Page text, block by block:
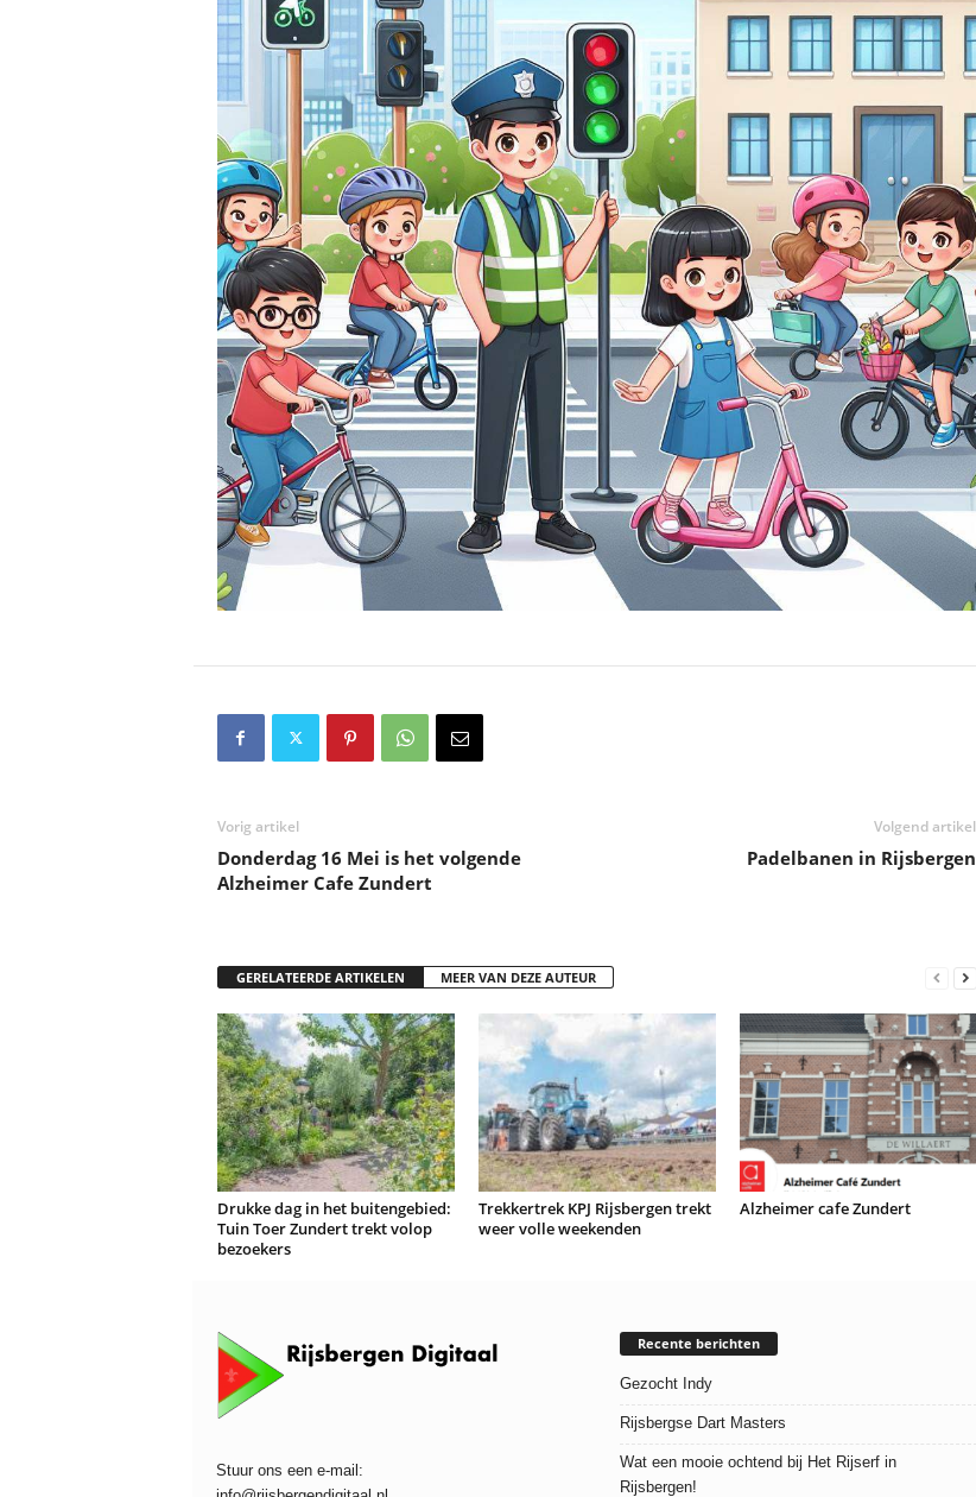
Vorig artikel
Donderdag 16 Mei is het volgende
Alzheimer Cafe Zundert
Volgend artikel
Padelbanen in Rijsbergen
GERELATEERDE ARTIKELEN MEER VAN DEZE AUTEUR
Drukke dag in het buitengebied:
Tuin Toer Zundert trekt volop
bezoekers
Trekkertrek KPJ Rijsbergen trekt
weer volle weekenden
Alzheimer cafe Zundert
Stuur ons een e-mail:
Recente berichten
Gezocht Indy
Rijsbergse Dart Masters
Wat een mooie ochtend bij Het Rijserf in
Rijsbergen!